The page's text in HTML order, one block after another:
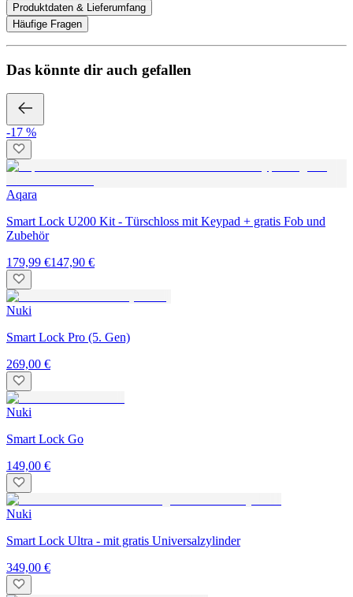
Produktdaten & Lieferumfang
Häufige Fragen
Das könnte dir auch gefallen
-17 %
Aqara
Smart Lock U200 Kit - Türschloss mit Keypad + gratis Fob und
Zubehör
179,99 €147,90 €
Nuki
Smart Lock Pro (5. Gen)
269,00 €
Nuki
Smart Lock Go
149,00 €
Nuki
Smart Lock Ultra - mit gratis Universalzylinder
349,00 €